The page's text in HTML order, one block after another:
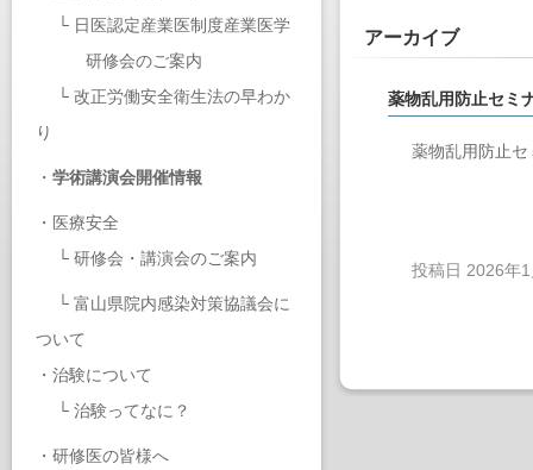
└ 日医認定産業医制度産業医学
研修会のご案内
└ 改正労働安全衛生法の早わか
り
・ 学術講演会開催情報
・ 医療安全
└ 研修会・講演会のご案内
└ 富山県院内感染対策協議会に
ついて
・ 治験について
└ 治験ってなに？
・ 研修医の皆様へ
アーカイブ
薬物乱用防止セミ
薬物乱用防止
投稿日 2026年